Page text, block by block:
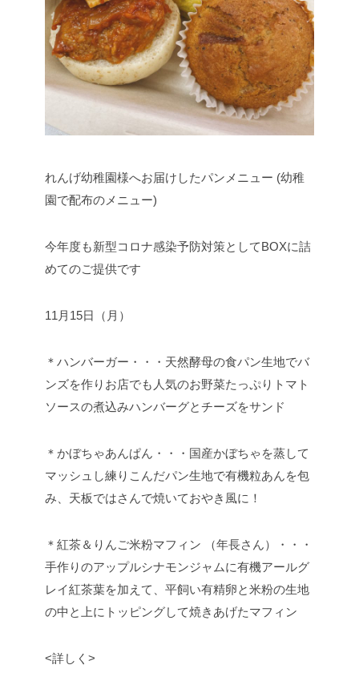
れんげ幼稚園様へお届けしたパンメニュー (幼稚
園で配布のメニュー)
今年度も新型コロナ感染予防対策としてBOXに詰
めてのご提供です
11月15日（月）
＊ハンバーガー・・・天然酵母の食パン生地でバ
ンズを作りお店でも人気のお野菜たっぷりトマト
ソースの煮込みハンバーグとチーズをサンド
＊かぼちゃあんぱん・・・国産かぼちゃを蒸して
マッシュし練りこんだパン生地で有機粒あんを包
み、天板ではさんで焼いておやき風に！
＊紅茶＆りんご米粉マフィン （年長さん）・・・
手作りのアップルシナモンジャムに有機アールグ
レイ紅茶葉を加えて、平飼い有精卵と米粉の生地
の中と上にトッピングして焼きあげたマフィン
<詳しく>